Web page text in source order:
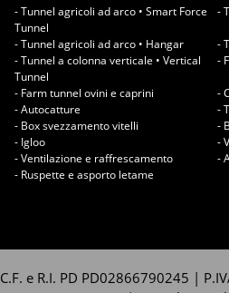
- Tunnel agricoli ad arco • Smart Force
Tunnel
-
- Tunnel agricoli ad arco • Hangar
-
- Tunnel a colonna verticale • Vertical
Tunnel
-
- Farm tunnel ovini e caprini
-
- Autocatture
-
- Box svezzamento vitelli
-
- Igloo
-
- Ventilazione e raffrescamento
-
- Ruspette e asporto letame
C.F. e R.I. PD PD02866790245 |